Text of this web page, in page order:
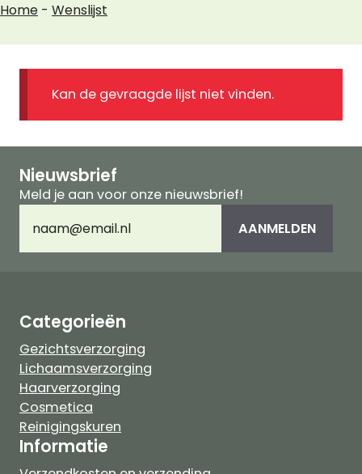
Home - Wenslijst
Kan de gevraagde lijst niet vinden.
Nieuwsbrief
Meld je aan voor onze nieuwsbrief!
mailadres(Vereist) AANMELDEN
Categorieën
Gezichtsverzorging
Lichaamsverzorging
Haarverzorging
Cosmetica
Reinigingskuren
Informatie